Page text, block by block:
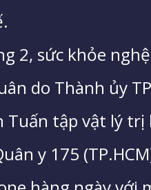
2, sức khỏe
do Thành ủy
Tuấn tập vật lý
y 175